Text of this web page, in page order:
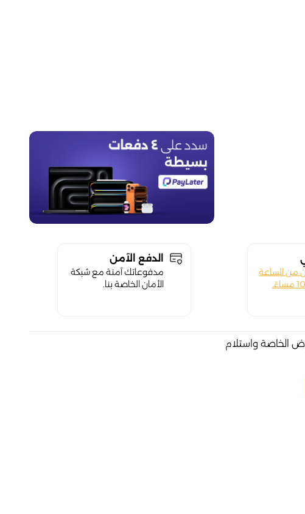
من الساعة
الدفع الآمن
مدفوعاتك آمنة مع شبكة
الأمان الخاصة بنا.
الخاصة واستلام